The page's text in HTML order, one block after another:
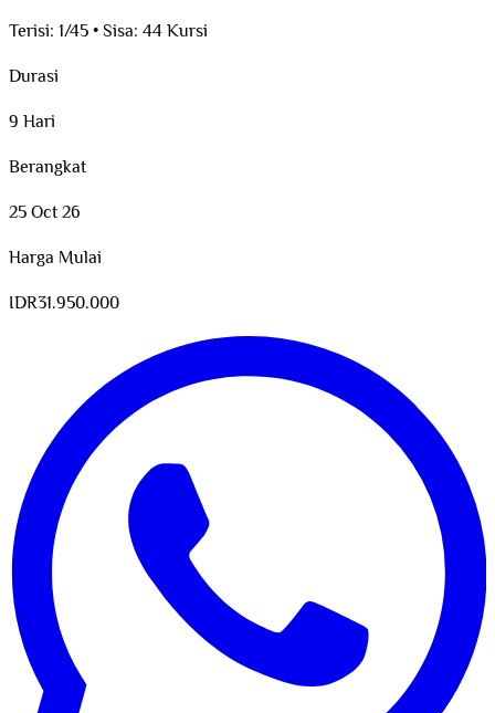
Terisi: 1/45•Sisa: 44 Kursi
Durasi
9 Hari
Berangkat
25 Oct 26
Harga Mulai
IDR31.950.000